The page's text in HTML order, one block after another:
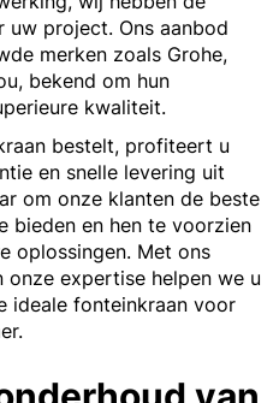
project. Ons aanbod
merken zoals Grohe,
bekend om hun
kwaliteit.
bestelt, profiteert u
en snelle levering uit
om onze klanten de beste
bieden en hen te voorzien
oplossingen. Met ons
expertise helpen we u
ideale fonteinkraan voor